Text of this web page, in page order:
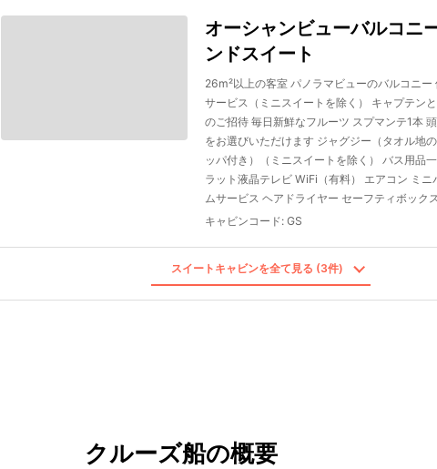
オーシャンビューバルコニ
ンドスイート
26m²以上の客室 パノラマビューのバルコニー
サービス（ミニスイートを除く） キャプテン
のご招待 毎日新鮮なフルーツ スプマンテ1本
をお選びいただけます ジャグジー（タオル地
ッパ付き）（ミニスイートを除く） バス用品
ラット液晶テレビ WiFi（有料） エアコン ミニ
ムサービス ヘアドライヤー セーフティボックス
キャビンコード: GS
スイートキャビンを全て見る (3件)
クルーズ船の概要